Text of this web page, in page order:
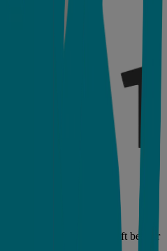
Wachstum und hilft bei der